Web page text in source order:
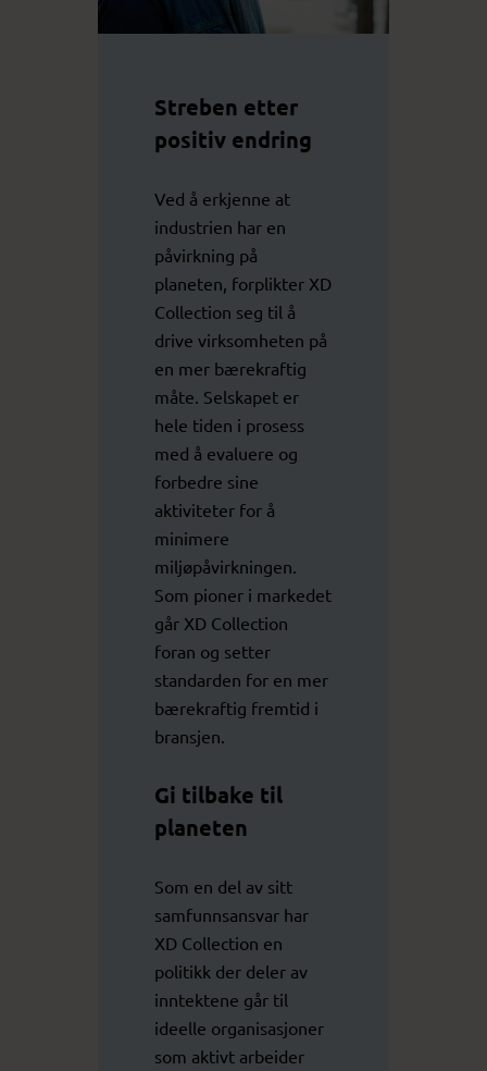
Streben etter
positiv endring
Ved å erkjenne at
industrien har en
påvirkning på
planeten, forplikter XD
Collection seg til å
drive virksomheten på
en mer bærekraftig
måte. Selskapet er
hele tiden i prosess
med å evaluere og
forbedre sine
aktiviteter for å
minimere
miljøpåvirkningen.
Som pioner i markedet
går XD Collection
foran og setter
standarden for en mer
bærekraftig fremtid i
bransjen.
Gi tilbake til
planeten
Som en del av sitt
samfunnsansvar har
XD Collection en
politikk der deler av
inntektene går til
ideelle organisasjoner
som aktivt arbeider